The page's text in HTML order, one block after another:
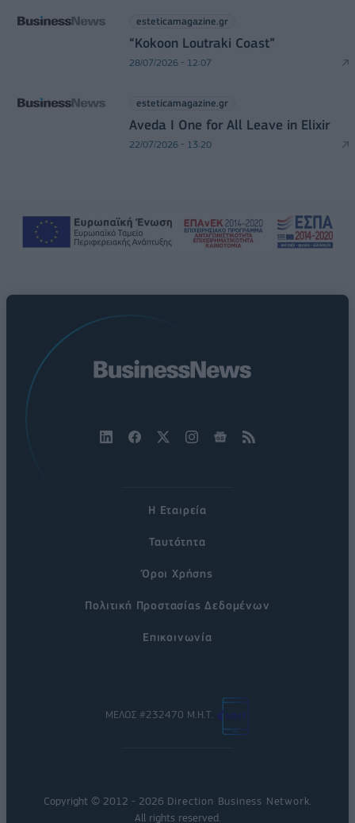
esteticamagazine.gr
“Kokoon Loutraki Coast”
28/07/2026 - 12:07
esteticamagazine.gr
Aveda I One for All Leave in Elixir
22/07/2026 - 13:20
Η Εταιρεία
Ταυτότητα
Όροι Χρήσης
Πολιτική Προστασίας Δεδομένων
Επικοινωνία
ΜΕΛΟΣ #232470 Μ.Η.Τ.
Copyright © 2012 - 2026 Direction Business Network
All rights reserved.